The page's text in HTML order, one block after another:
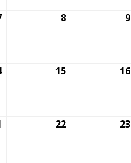
8 9
15 16
22 23